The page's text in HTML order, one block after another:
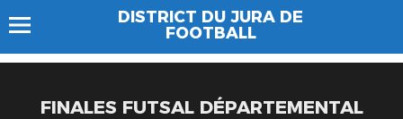
DISTRICT DU JURA DE
FOOTBALL
FINALES FUTSAL DÉPARTEMENTAL